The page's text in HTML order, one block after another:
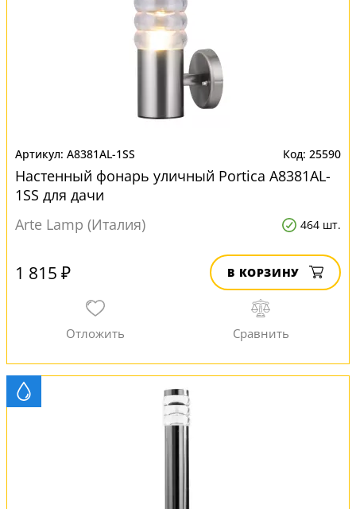
A8381AL-1SS 25590
Настенный фонарь уличный Portica A8381AL-
1SS для дачи
Arte Lamp (Италия)
464 шт.
1 815 ₽ В КОРЗИНУ